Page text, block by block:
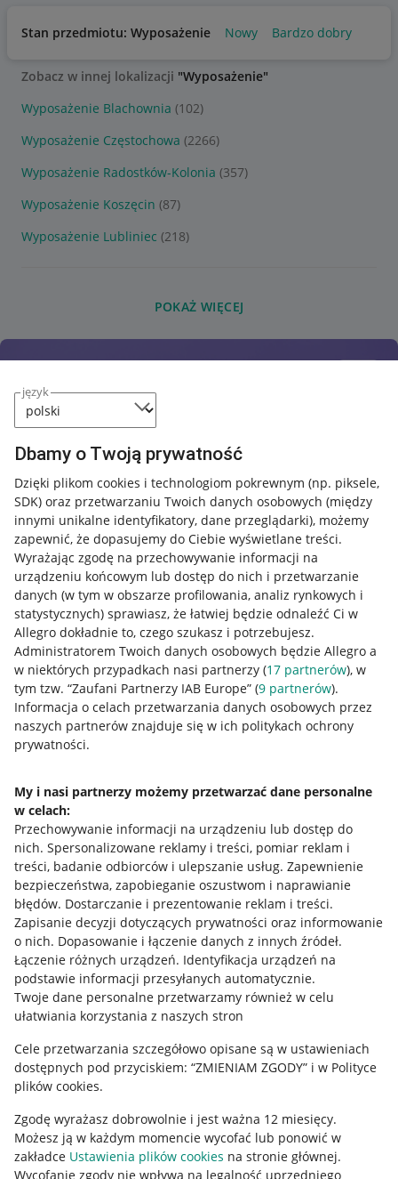
język
Dbamy o Twoją prywatność
Dzięki plikom cookies i technologiom pokrewnym (np. piksele,
SDK) oraz przetwarzaniu Twoich danych osobowych (między
innymi unikalne identyfikatory, dane przeglądarki), możemy
zapewnić, że dopasujemy do Ciebie wyświetlane treści.
Wyrażając zgodę na przechowywanie informacji na
urządzeniu końcowym lub dostęp do nich i przetwarzanie
danych (w tym w obszarze profilowania, analiz rynkowych i
statystycznych) sprawiasz, że łatwiej będzie odnaleźć Ci w
Allegro dokładnie to, czego szukasz i potrzebujesz.
Administratorem Twoich danych osobowych będzie Allegro a
w niektórych przypadkach nasi partnerzy (17 partnerów), w
tym tzw. “Zaufani Partnerzy IAB Europe” (9 partnerów).
Informacja o celach przetwarzania danych osobowych przez
naszych partnerów znajduje się w ich politykach ochrony
prywatności.
My i nasi partnerzy możemy przetwarzać dane personalne
w celach:
Przechowywanie informacji na urządzeniu lub dostęp do
nich. Spersonalizowane reklamy i treści, pomiar reklam i
treści, badanie odbiorców i ulepszanie usług. Zapewnienie
bezpieczeństwa, zapobieganie oszustwom i naprawianie
błędów. Dostarczanie i prezentowanie reklam i treści.
Zapisanie decyzji dotyczących prywatności oraz informowanie
o nich. Dopasowanie i łączenie danych z innych źródeł.
Łączenie różnych urządzeń. Identyfikacja urządzeń na
podstawie informacji przesyłanych automatycznie.
Twoje dane personalne przetwarzamy również w celu
ułatwiania korzystania z naszych stron
Cele przetwarzania szczegółowo opisane są w ustawieniach
dostępnych pod przyciskiem: “ZMIENIAM ZGODY” i w Polityce
plików cookies.
Zgodę wyrażasz dobrowolnie i jest ważna 12 miesięcy.
Możesz ją w każdym momencie wycofać lub ponowić w
zakładce Ustawienia plików cookies na stronie głównej.
Wycofanie zgody nie wpływa na legalność uprzedniego
Stan przedmiotu: Wyposażenie Nowy Bardzo dobry
Zobacz w innej lokalizacji "Wyposażenie"
Wyposażenie Blachownia (102)
Wyposażenie Częstochowa (2266)
Wyposażenie Radostków-Kolonia (357)
Wyposażenie Koszęcin (87)
Wyposażenie Lubliniec (218)
POKAŻ WIĘCEJ
Przydatne informacje
Jak to działa
Allegro Gadane dla sprzedających
Allegro Gadane dla kupujących
Mapa miejscowości
Informacje prawne
Regulamin
Polityka plików "cookies"
Ustawienia plików "cookies"
Udostępnianie lokalizacji
Informacje dla Aktu o Usługach Cyfrowych
Pobierz aplikację